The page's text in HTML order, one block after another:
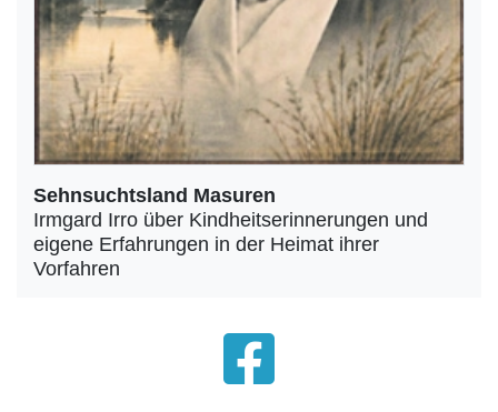
Sehnsuchtsland Masuren
Irmgard Irro über Kindheitserinnerungen und
eigene Erfahrungen in der Heimat ihrer
Vorfahren